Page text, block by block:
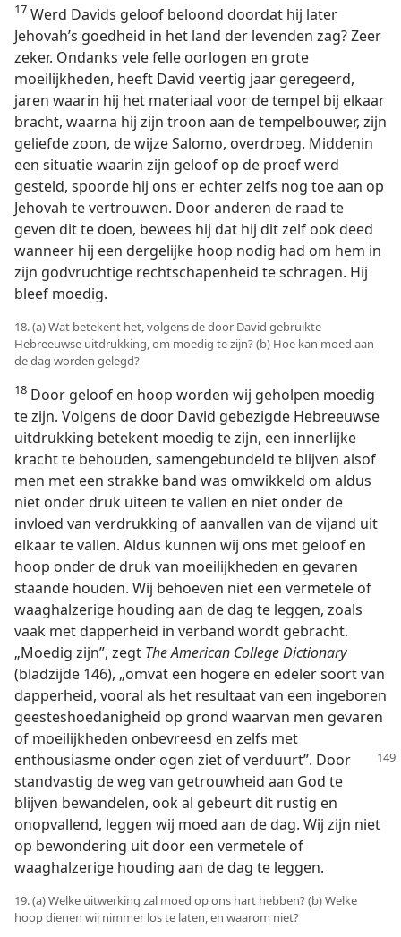
17 Werd Davids geloof beloond doordat hij later
Jehovah’s goedheid in het land der levenden zag? Zeer
zeker. Ondanks vele felle oorlogen en grote
moeilijkheden, heeft David veertig jaar geregeerd,
jaren waarin hij het materiaal voor de tempel bij elkaar
bracht, waarna hij zijn troon aan de tempelbouwer, zijn
geliefde zoon, de wijze Salomo, overdroeg. Middenin
een situatie waarin zijn geloof op de proef werd
gesteld, spoorde hij ons er echter zelfs nog toe aan op
Jehovah te vertrouwen. Door anderen de raad te
geven dit te doen, bewees hij dat hij dit zelf ook deed
wanneer hij een dergelijke hoop nodig had om hem in
zijn godvruchtige rechtschapenheid te schragen. Hij
bleef moedig.
18. (a) Wat betekent het, volgens de door David gebruikte
Hebreeuwse uitdrukking, om moedig te zijn? (b) Hoe kan moed aan
de dag worden gelegd?
18 Door geloof en hoop worden wij geholpen moedig
te zijn. Volgens de door David gebezigde Hebreeuwse
uitdrukking betekent moedig te zijn, een innerlijke
kracht te behouden, samengebundeld te blijven alsof
men met een strakke band was omwikkeld om aldus
niet onder druk uiteen te vallen en niet onder de
invloed van verdrukking of aanvallen van de vijand uit
elkaar te vallen. Aldus kunnen wij ons met geloof en
hoop onder de druk van moeilijkheden en gevaren
staande houden. Wij behoeven niet een vermetele of
waaghalzerige houding aan de dag te leggen, zoals
vaak met dapperheid in verband wordt gebracht.
„Moedig zijn”, zegt The American College Dictionary
(bladzijde 146), „omvat een hogere en edeler soort van
dapperheid, vooral als het resultaat van een ingeboren
geesteshoedanigheid op grond waarvan men gevaren
of moeilijkheden onbevreesd en zelfs met
enthousiasme onder ogen ziet of verduurt”. Door
standvastig de weg van getrouwheid aan God te
blijven bewandelen, ook al gebeurt dit rustig en
onopvallend, leggen wij moed aan de dag. Wij zijn niet
op bewondering uit door een vermetele of
waaghalzerige houding aan de dag te leggen.
19. (a) Welke uitwerking zal moed op ons hart hebben? (b) Welke
hoop dienen wij nimmer los te laten, en waarom niet?